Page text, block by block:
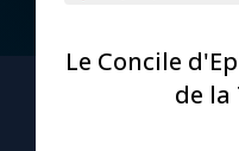
L'actualité de la
Le Concile
de la